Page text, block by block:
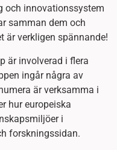
och innovationssystem
samman dem och
är verkligen spännande!
är involverad i flera
ingår några av
är verksamma i
hur europeiska
i
forskningssidan.